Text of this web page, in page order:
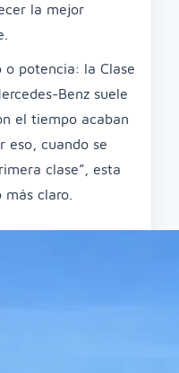
la mejor
potencia: la Clase
Benz suele
el tiempo acaban
eso, cuando se
clase”, esta
claro.